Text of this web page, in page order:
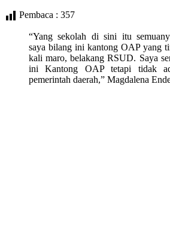
Pembaca : 357
“Yang sekolah di sini itu
saya bilang ini kantong OAP yang
kali maro, belakang RSUD. Saya
ini Kantong OAP tetapi tidak
pemerintah daerah,” Magdalena